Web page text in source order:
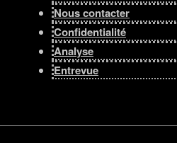
Nous contacter
Confidentialité
Analyse
Entrevue